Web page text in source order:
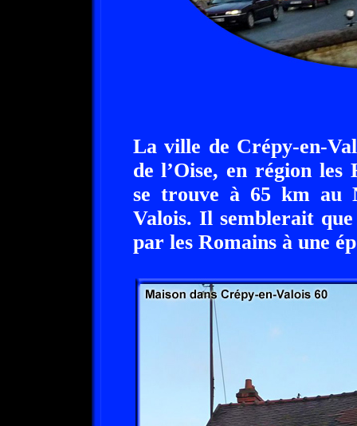
La ville de Crépy-en-
de l’Oise, en région les
se trouve à 65 km au
Valois. Il semblerait
par les Romains à une